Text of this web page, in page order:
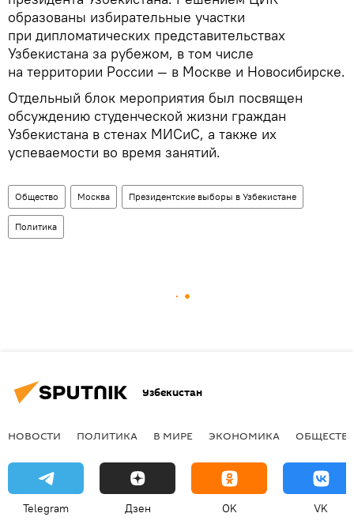
образованы избирательные участки
при дипломатических представительствах
Узбекистана за рубежом, в том числе
на территории России — в Москве и Новосибирске.
Отдельный блок мероприятия был посвящен
обсуждению студенческой жизни граждан
Узбекистана в стенах МИСиС, а также их
успеваемости во время занятий.
Общество Москва Президентские выборы в Узбекистане
Политика
Узбекистан
НОВОСТИ ПОЛИТИКА В МИРЕ ЭКОНОМИКА
Telegram Дзен OK VK